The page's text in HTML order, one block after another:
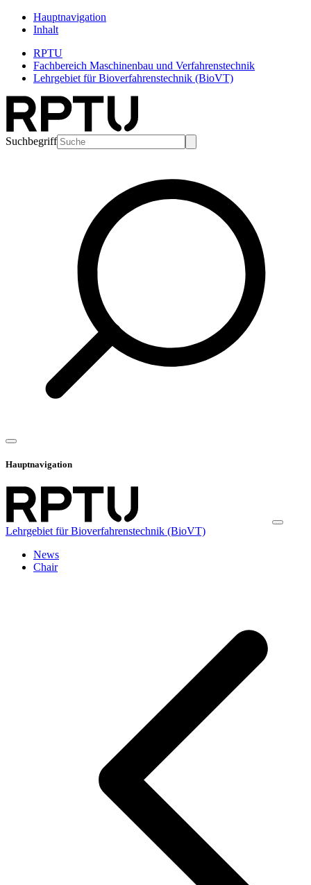
Hauptnavigation
Inhalt
RPTU
Fachbereich Maschinenbau und Verfahrenstechnik
Lehrgebiet für Bioverfahrenstechnik (BioVT)
Suchbegriff
Hauptnavigation
Lehrgebiet für Bioverfahrenstechnik (BioVT)
News
Chair